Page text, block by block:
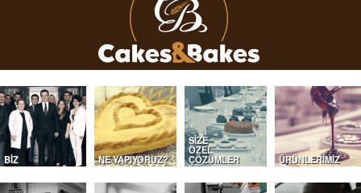
BİZ NE YAPIYORUZ?
SİZE
ÖZEL
ÇÖZÜMLER ÜRÜNLERİMİZ